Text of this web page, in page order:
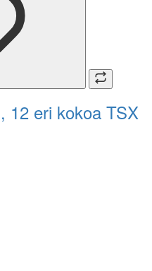
12 eri kokoa TSX